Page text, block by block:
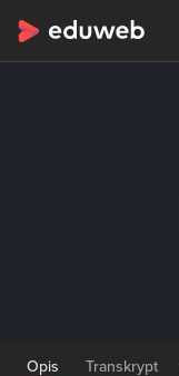
Opis Transkrypt